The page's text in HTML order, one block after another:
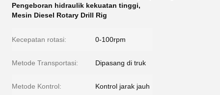
Pengeboran hidraulik kekuatan tinggi,
Mesin Diesel Rotary Drill Rig
Kecepatan rotasi: 0-100rpm
Metode Transportasi: Dipasang di truk
Metode Kontrol: Kontrol jarak jauh